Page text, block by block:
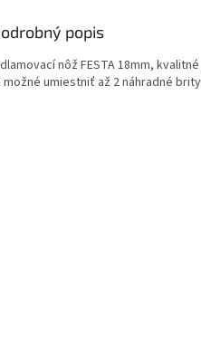
popis
nôž FESTA 18mm,
možné umiestniť až 2 náhradné